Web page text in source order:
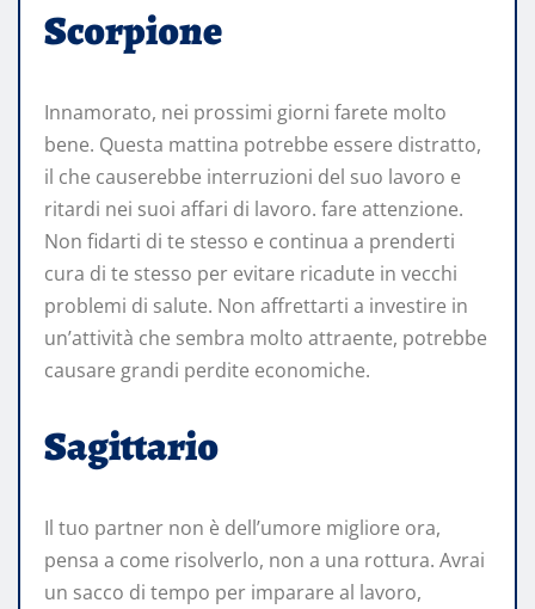
Scorpione
Innamorato, nei prossimi giorni farete molto
bene. Questa mattina potrebbe essere distratto,
il che causerebbe interruzioni del suo lavoro e
ritardi nei suoi affari di lavoro. fare attenzione.
Non fidarti di te stesso e continua a prenderti
cura di te stesso per evitare ricadute in vecchi
problemi di salute. Non affrettarti a investire in
un’attività che sembra molto attraente, potrebbe
causare grandi perdite economiche.
Sagittario
Il tuo partner non è dell’umore migliore ora,
pensa a come risolverlo, non a una rottura. Avrai
un sacco di tempo per imparare al lavoro,